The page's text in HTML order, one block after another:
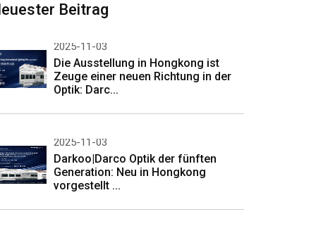
Beitrag
2025-11-03
Die Ausstellung in Hongkong ist
Zeuge einer neuen Richtung in der
Optik: Darc...
2025-11-03
Darkoo|Darco Optik der fünften
Generation: Neu in Hongkong
vorgestellt ...